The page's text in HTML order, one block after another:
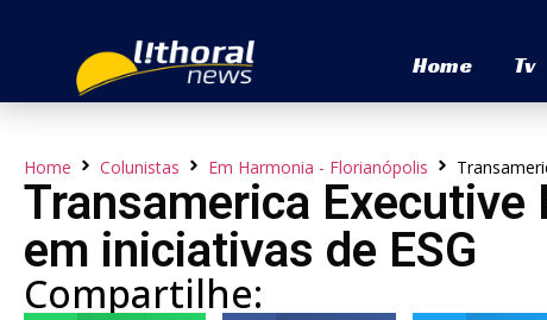
Home Tv
Home Colunistas Em Harmonia - Florianópolis
Transamerica Executive
em iniciativas de ESG
Compartilhe: